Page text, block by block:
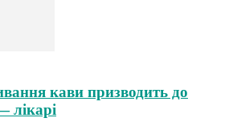
кави призводить до
лікарі